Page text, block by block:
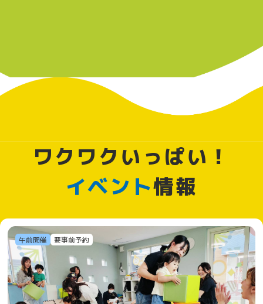
ワクワクいっぱい！
イベント情報
午前開催 要事前予約